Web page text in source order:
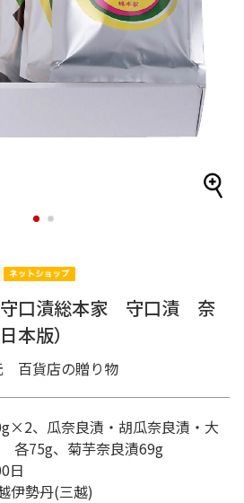
1 2
守口漬総本家 守口漬 奈
本版）
百貨店の贈り物
、瓜奈良漬・胡瓜奈良漬・大
各75g、菊芋奈良漬69g
日
伊勢丹(三越)